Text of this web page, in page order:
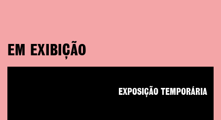
EM EXIBIÇÃO
EXPOSIÇÃO TEMPORÁRIA